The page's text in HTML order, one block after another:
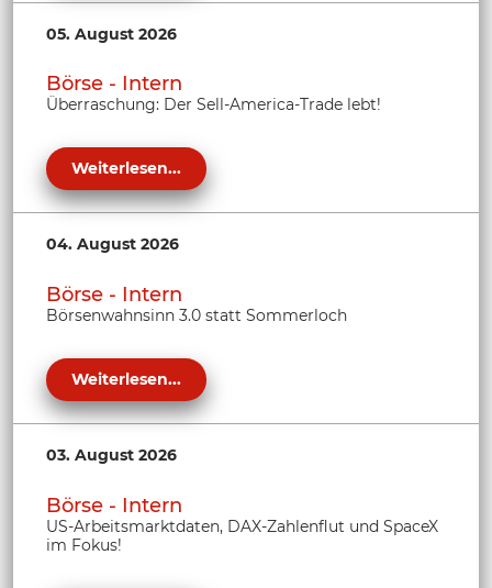
05. August 2026
Börse - Intern
Überraschung: Der Sell-America-Trade lebt!
Weiterlesen...
04. August 2026
Börse - Intern
Börsenwahnsinn 3.0 statt Sommerloch
Weiterlesen...
03. August 2026
Börse - Intern
US-Arbeitsmarktdaten, DAX-Zahlenflut und SpaceX
im Fokus!